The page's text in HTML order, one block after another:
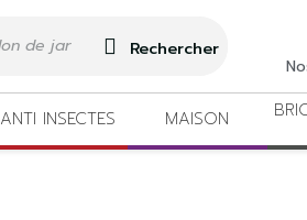
Rechercher
ANTI INSECTES MAISON